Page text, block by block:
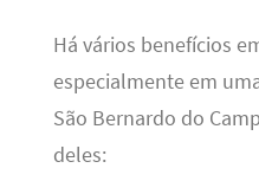
Há vários benefícios
especialmente em
São Bernardo do
deles: